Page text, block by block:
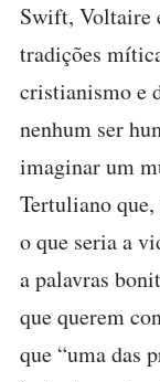
Swift, Voltaire
tradições
cristianismo e
nenhum ser
imaginar um
Tertuliano
o que seria a
a palavras
que querem
que “uma das